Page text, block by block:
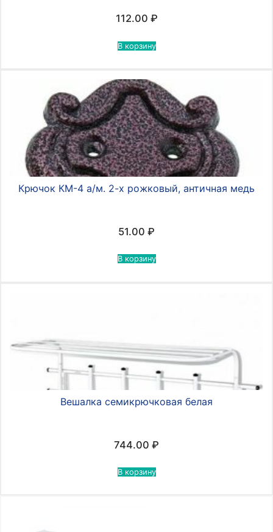
112.00 ₽
В корзину
Крючок КМ-4 а/м. 2-х рожковый, античная медь
51.00 ₽
В корзину
Вешалка семикрючковая белая
744.00 ₽
В корзину